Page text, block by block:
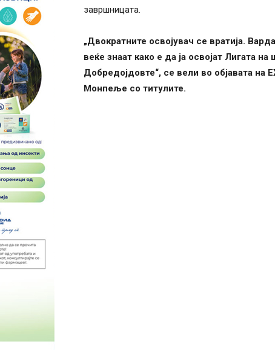
завршницата.
„Двократните освојувач се вратија.
веќе знаат како е да ја освојат Лигата
Добредојдовте“, се вели во објавата на
Монпеље со титулите.